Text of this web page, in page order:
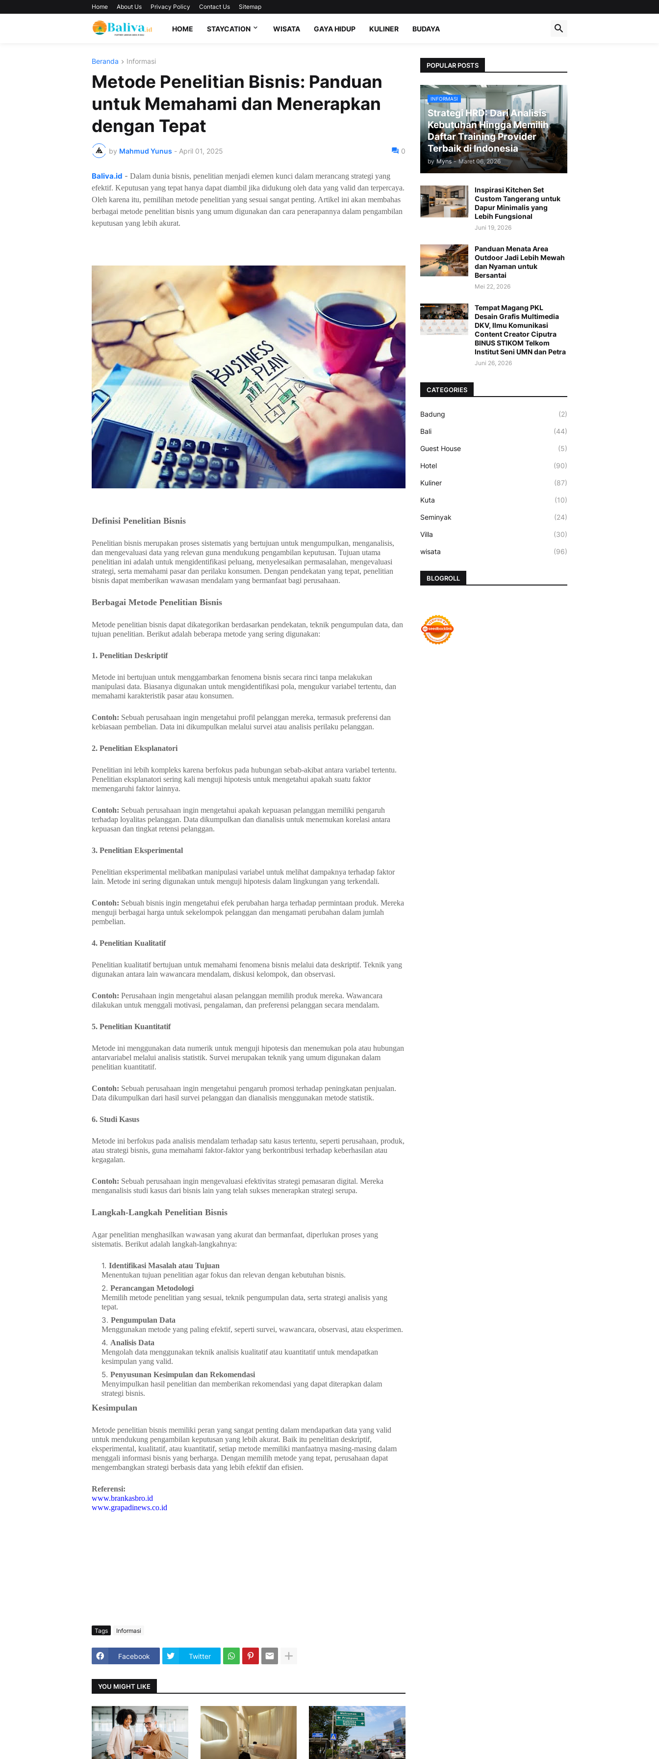
Home About Us Privacy Policy Contact Us Sitemap
HOME STAYCATION WISATA GAYA HIDUP KULINER BUDAYA
Beranda Informasi
Metode Penelitian Bisnis: Panduan
untuk Memahami dan Menerapkan
dengan Tepat
by Mahmud Yunus - April 01, 2025 0
Baliva.id - Dalam dunia bisnis, penelitian menjadi elemen kunci dalam merancang strategi yang
efektif. Keputusan yang tepat hanya dapat diambil jika didukung oleh data yang valid dan terpercaya.
Oleh karena itu, pemilihan metode penelitian yang sesuai sangat penting. Artikel ini akan membahas
berbagai metode penelitian bisnis yang umum digunakan dan cara penerapannya dalam pengambilan
keputusan yang lebih akurat.
Definisi Penelitian Bisnis
Penelitian bisnis merupakan proses sistematis yang bertujuan untuk mengumpulkan, menganalisis,
dan mengevaluasi data yang relevan guna mendukung pengambilan keputusan. Tujuan utama
penelitian ini adalah untuk mengidentifikasi peluang, menyelesaikan permasalahan, mengevaluasi
strategi, serta memahami pasar dan perilaku konsumen. Dengan pendekatan yang tepat, penelitian
bisnis dapat memberikan wawasan mendalam yang bermanfaat bagi perusahaan.
Berbagai Metode Penelitian Bisnis
Metode penelitian bisnis dapat dikategorikan berdasarkan pendekatan, teknik pengumpulan data, dan
tujuan penelitian. Berikut adalah beberapa metode yang sering digunakan:
1. Penelitian Deskriptif
Metode ini bertujuan untuk menggambarkan fenomena bisnis secara rinci tanpa melakukan
manipulasi data. Biasanya digunakan untuk mengidentifikasi pola, mengukur variabel tertentu, dan
memahami karakteristik pasar atau konsumen.
Contoh: Sebuah perusahaan ingin mengetahui profil pelanggan mereka, termasuk preferensi dan
kebiasaan pembelian. Data ini dikumpulkan melalui survei atau analisis perilaku pelanggan.
2. Penelitian Eksplanatori
Penelitian ini lebih kompleks karena berfokus pada hubungan sebab-akibat antara variabel tertentu.
Penelitian eksplanatori sering kali menguji hipotesis untuk mengetahui apakah suatu faktor
memengaruhi faktor lainnya.
Contoh: Sebuah perusahaan ingin mengetahui apakah kepuasan pelanggan memiliki pengaruh
terhadap loyalitas pelanggan. Data dikumpulkan dan dianalisis untuk menemukan korelasi antara
kepuasan dan tingkat retensi pelanggan.
3. Penelitian Eksperimental
Penelitian eksperimental melibatkan manipulasi variabel untuk melihat dampaknya terhadap faktor
lain. Metode ini sering digunakan untuk menguji hipotesis dalam lingkungan yang terkendali.
Contoh: Sebuah bisnis ingin mengetahui efek perubahan harga terhadap permintaan produk. Mereka
menguji berbagai harga untuk sekelompok pelanggan dan mengamati perubahan dalam jumlah
pembelian.
4. Penelitian Kualitatif
Penelitian kualitatif bertujuan untuk memahami fenomena bisnis melalui data deskriptif. Teknik yang
digunakan antara lain wawancara mendalam, diskusi kelompok, dan observasi.
Contoh: Perusahaan ingin mengetahui alasan pelanggan memilih produk mereka. Wawancara
dilakukan untuk menggali motivasi, pengalaman, dan preferensi pelanggan secara mendalam.
5. Penelitian Kuantitatif
Metode ini menggunakan data numerik untuk menguji hipotesis dan menemukan pola atau hubungan
antarvariabel melalui analisis statistik. Survei merupakan teknik yang umum digunakan dalam
penelitian kuantitatif.
Contoh: Sebuah perusahaan ingin mengetahui pengaruh promosi terhadap peningkatan penjualan.
Data dikumpulkan dari hasil survei pelanggan dan dianalisis menggunakan metode statistik.
6. Studi Kasus
Metode ini berfokus pada analisis mendalam terhadap satu kasus tertentu, seperti perusahaan, produk,
atau strategi bisnis, guna memahami faktor-faktor yang berkontribusi terhadap keberhasilan atau
kegagalan.
Contoh: Sebuah perusahaan ingin mengevaluasi efektivitas strategi pemasaran digital. Mereka
menganalisis studi kasus dari bisnis lain yang telah sukses menerapkan strategi serupa.
Langkah-Langkah Penelitian Bisnis
Agar penelitian menghasilkan wawasan yang akurat dan bermanfaat, diperlukan proses yang
sistematis. Berikut adalah langkah-langkahnya:
Identifikasi Masalah atau Tujuan
Menentukan tujuan penelitian agar fokus dan relevan dengan kebutuhan bisnis.
Perancangan Metodologi
Memilih metode penelitian yang sesuai, teknik pengumpulan data, serta strategi analisis yang
tepat.
Pengumpulan Data
Menggunakan metode yang paling efektif, seperti survei, wawancara, observasi, atau eksperimen.
Analisis Data
Mengolah data menggunakan teknik analisis kualitatif atau kuantitatif untuk mendapatkan
kesimpulan yang valid.
Penyusunan Kesimpulan dan Rekomendasi
Menyimpulkan hasil penelitian dan memberikan rekomendasi yang dapat diterapkan dalam
strategi bisnis.
Kesimpulan
Metode penelitian bisnis memiliki peran yang sangat penting dalam mendapatkan data yang valid
untuk mendukung pengambilan keputusan yang lebih akurat. Baik itu penelitian deskriptif,
eksperimental, kualitatif, atau kuantitatif, setiap metode memiliki manfaatnya masing-masing dalam
menggali informasi bisnis yang berharga. Dengan memilih metode yang tepat, perusahaan dapat
mengembangkan strategi berbasis data yang lebih efektif dan efisien.
Referensi:
www.brankasbro.id
www.grapadinews.co.id
Tags Informasi
Facebook Twitter
YOU MIGHT LIKE
POPULAR POSTS
INFORMASI
Strategi HRD: Dari Analisis
Kebutuhan Hingga Memilih
Daftar Training Provider
Terbaik di Indonesia
by Myns - Maret 06, 2026
Inspirasi Kitchen Set
Custom Tangerang untuk
Dapur Minimalis yang
Lebih Fungsional
Juni 19, 2026
Panduan Menata Area
Outdoor Jadi Lebih Mewah
dan Nyaman untuk
Bersantai
Mei 22, 2026
Tempat Magang PKL
Desain Grafis Multimedia
DKV, Ilmu Komunikasi
Content Creator Ciputra
BINUS STIKOM Telkom
Institut Seni UMN dan Petra
Juni 26, 2026
CATEGORIES
Badung (2)
Bali (44)
Guest House (5)
Hotel (90)
Kuliner (87)
Kuta (10)
Seminyak (24)
Villa (30)
wisata (96)
BLOGROLL